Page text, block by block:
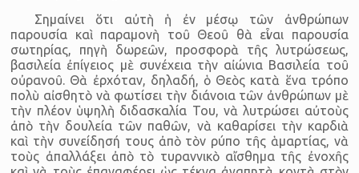
Σημαίνει ὅτι αὐτὴ ἡ ἐν μέσῳ τῶν ἀνθρώπων
παρουσία καὶ παραμονὴ τοῦ Θεοῦ θὰ εἶναι παρουσία
σωτηρίας, πηγὴ δωρεῶν, προσφορὰ τῆς λυτρώσεως,
βασιλεία ἐπίγειος μὲ συνέχεια τὴν αἰώνια Βασιλεία τοῦ
οὐρανοῦ. Θὰ ἐρχόταν, δηλαδή, ὁ Θεὸς κατὰ ἕνα τρόπο
πολὺ αἰσθητὸ νὰ φωτίσει τὴν διάνοια τῶν ἀνθρώπων μὲ
τὴν πλέον ὑψηλὴ διδασκαλία Του, νὰ λυτρώσει αὐτοὺς
ἀπὸ τὴν δουλεία τῶν παθῶν, νὰ καθαρίσει τὴν καρδιὰ
καὶ τὴν συνείδησή τους ἀπὸ τὸν ρύπο τῆς ἁμαρτίας, νὰ
τοὺς ἀπαλλάξει ἀπὸ τὸ τυραννικὸ αἴσθημα τῆς ἐνοχῆς